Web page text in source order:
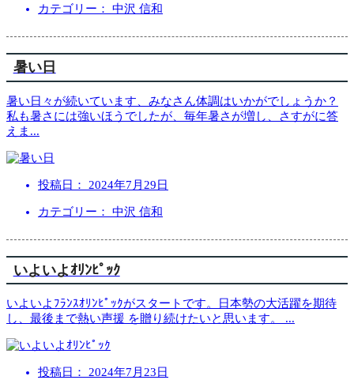
カテゴリー： 中沢 信和
暑い日
暑い日々が続いています、みなさん体調はいかがでしょうか？
私も暑さには強いほうでしたが、毎年暑さが増し、さすがに答
えま ...
投稿日： 2024年7月29日
カテゴリー： 中沢 信和
いよいよｵﾘﾝﾋﾟｯｸ
いよいよﾌﾗﾝｽｵﾘﾝﾋﾟｯｸがスタートです。日本勢の大活躍を期待
し、最後まで熱い声援 を贈り続けたいと思います。 ...
投稿日： 2024年7月23日